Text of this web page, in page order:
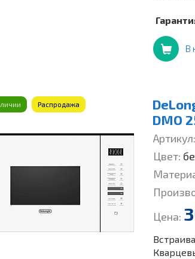
В
Распродажа
DMO
Артикул:
Цвет:
Цена: